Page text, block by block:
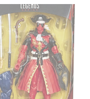
De 6 Pul